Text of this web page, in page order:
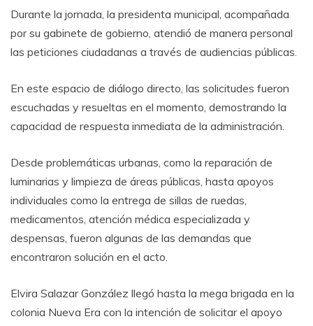
Durante la jornada, la presidenta municipal, acompañada
por su gabinete de gobierno, atendió de manera personal
las peticiones ciudadanas a través de audiencias públicas.
En este espacio de diálogo directo, las solicitudes fueron
escuchadas y resueltas en el momento, demostrando la
capacidad de respuesta inmediata de la administración.
Desde problemáticas urbanas, como la reparación de
luminarias y limpieza de áreas públicas, hasta apoyos
individuales como la entrega de sillas de ruedas,
medicamentos, atención médica especializada y
despensas, fueron algunas de las demandas que
encontraron solución en el acto.
Elvira Salazar González llegó hasta la mega brigada en la
colonia Nueva Era con la intención de solicitar el apoyo